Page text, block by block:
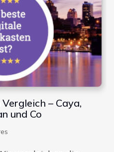
– Caya,
und Co